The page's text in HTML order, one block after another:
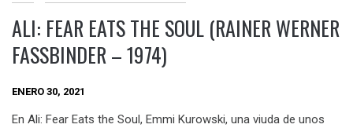
ALI: FEAR EATS THE SOUL (RAINER WERNER
FASSBINDER – 1974)
ENERO 30, 2021
En Ali: Fear Eats the Soul, Emmi Kurowski, una viuda de unos